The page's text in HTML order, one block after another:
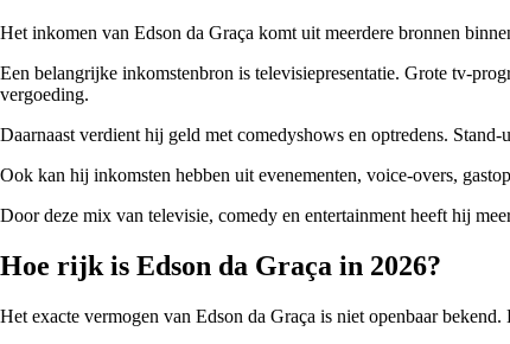
Het inkomen van Edson da Graça komt uit meerdere bronnen
Een belangrijke inkomstenbron is televisiepresentatie. Grote tv-
vergoeding.
Daarnaast verdient hij geld met comedyshows en optredens.
Ook kan hij inkomsten hebben uit evenementen, voice-overs,
Door deze mix van televisie, comedy en entertainment heeft hij
Hoe rijk is Edson da Graça in 2026?
Het exacte vermogen van Edson da Graça is niet openbaar